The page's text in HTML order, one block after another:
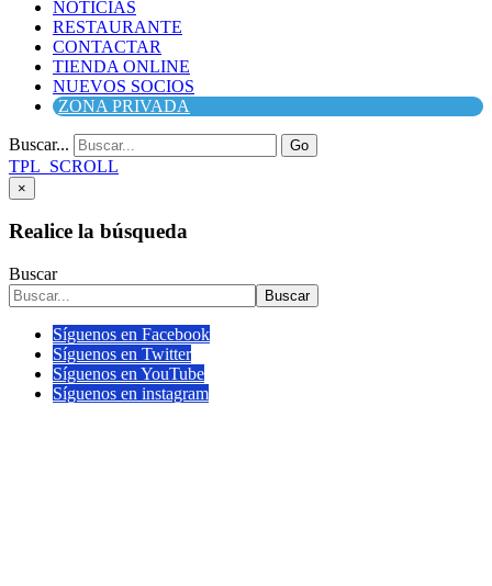
NOTICIAS
RESTAURANTE
CONTACTAR
TIENDA ONLINE
NUEVOS SOCIOS
ZONA PRIVADA
Buscar... Go
TPL_SCROLL
×
Realice la búsqueda
Buscar
Buscar
Síguenos en Facebook
Síguenos en Twitter
Síguenos en YouTube
Síguenos en instagram